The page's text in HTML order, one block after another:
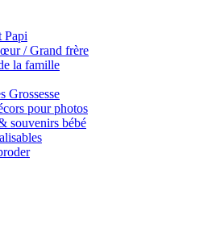
Papi
/ Grand frère
la famille
Grossesse
pour photos
souvenirs bébé